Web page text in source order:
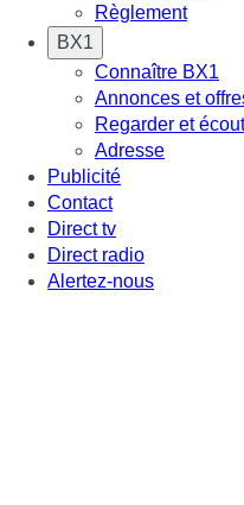
Règlement
BX1
Connaître BX1
Annonces et
Regarder et
Adresse
Publicité
Contact
Direct tv
Direct radio
Alertez-nous